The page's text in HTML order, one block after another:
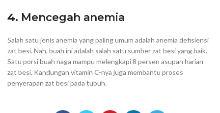
4. Mencegah anemia
Salah satu jenis anemia yang paling umum adalah anemia defisiensi
zat besi. Nah, buah ini adalah salah satu sumber zat besi yang baik.
Satu porsi buah naga mampu melengkapi 8 persen asupan harian
zat besi. Kandungan vitamin C-nya juga membantu proses
penyerapan zat besi pada tubuh.